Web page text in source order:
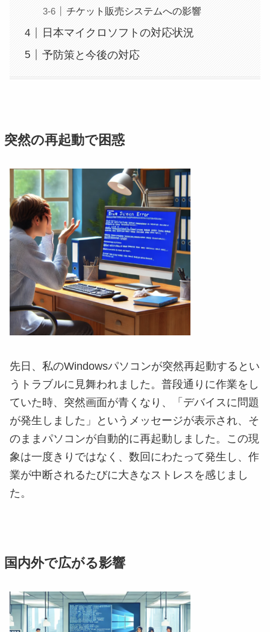
チケット販売システムへの影響
日本マイクロソフトの対応状況
予防策と今後の対応
突然の再起動で困惑
先日、私のWindowsパソコンが突然再起動するとい
うトラブルに見舞われました。普段通りに作業をし
ていた時、突然画面が青くなり、「デバイスに問題
が発生しました」というメッセージが表示され、そ
のままパソコンが自動的に再起動しました。この現
象は一度きりではなく、数回にわたって発生し、作
業が中断されるたびに大きなストレスを感じまし
た。
国内外で広がる影響